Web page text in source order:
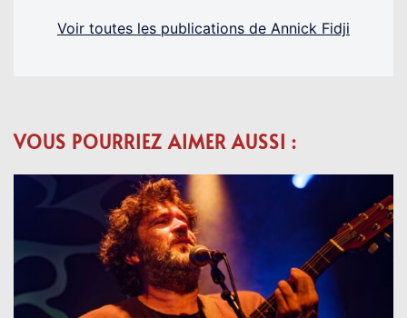
Voir toutes les publications de Annick Fidji
VOUS POURRIEZ AIMER AUSSI :